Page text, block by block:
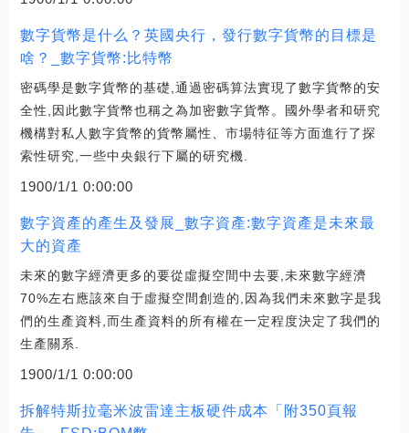
數字貨幣是什么？英國央行，發行數字貨幣的目標是
啥？_數字貨幣:比特幣
密碼學是數字貨幣的基礎,通過密碼算法實現了數字貨幣的安
全性,因此數字貨幣也稱之為加密數字貨幣。國外學者和研究
機構對私人數字貨幣的貨幣屬性、市場特征等方面進行了探
索性研究,一些中央銀行下屬的研究機.
1900/1/1 0:00:00
數字資產的產生及發展_數字資產:數字資產是未來最
大的資產
未來的數字經濟更多的要從虛擬空間中去要,未來數字經濟
70%左右應該來自于虛擬空間創造的,因為我們未來數字是我
們的生產資料,而生產資料的所有權在一定程度決定了我們的
生產關系.
1900/1/1 0:00:00
拆解特斯拉毫米波雷達主板硬件成本「附350頁報